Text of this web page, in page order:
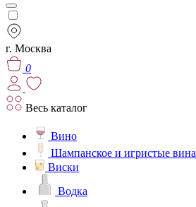
г. Москва
0
Весь каталог
Вино
Шампанское и игристые вина
Виски
Водка